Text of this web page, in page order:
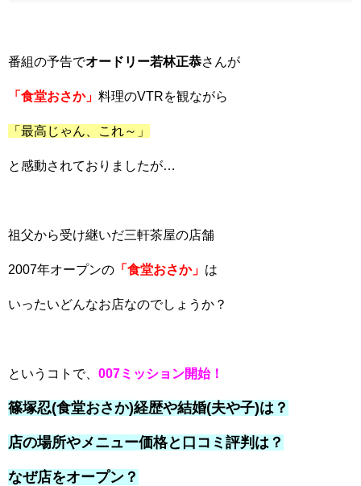
番組の予告でオードリー若林正恭さんが
「食堂おさか」 料理のVTRを観ながら
「最高じゃん、これ～」
と感動されておりましたが…
祖父から受け継いだ三軒茶屋の店舗
2007年オープンの 「食堂おさか」 は
いったいどんなお店なのでしょうか？
というコトで、 007ミッション開始！
篠塚忍(食堂おさか)経歴や結婚(夫や子)は？
店の場所やメニュー価格と口コミ評判は？
なぜ店をオープン？